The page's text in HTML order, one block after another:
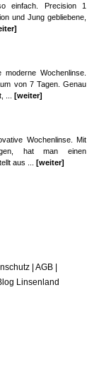
einfach. Precision 1
und Jung gebliebene,
Wochenlinse.
von 7 Tagen. Genau
... [weiter]
Wochenlinse. Mit
hat man einen
aus ... [weiter]
| AGB|
Linsenland